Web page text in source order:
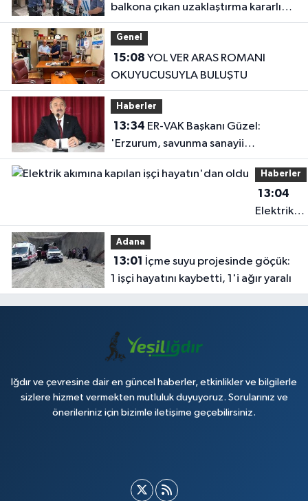
balkona çıkan uzaklaştırma kararlı
koca ikna edildi
Genel
15:08
OKUYUCUSUYLA BULUŞTU
Haberler
13:34
'Erzurum, savunma sanayii
ekosistemine daha güçlü şekilde
dâhil edilmeli'
Haberler
13:04
Elektrik
akımına
oldu
Adana
13:01
1 işçi hayatını kaybetti, 1'i ağır yaralı
Iğdır ve çevresine dair en güncel haberler, etkinlikler ve bilgilerle
sizlere hizmet vermekten mutluluk duyuyoruz. Sorularınız ve
önerileriniz için bizimle iletişime geçebilirsiniz.